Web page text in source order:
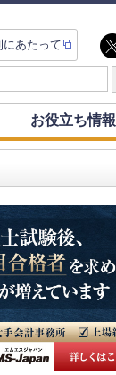
にあたって
お役立ち情報